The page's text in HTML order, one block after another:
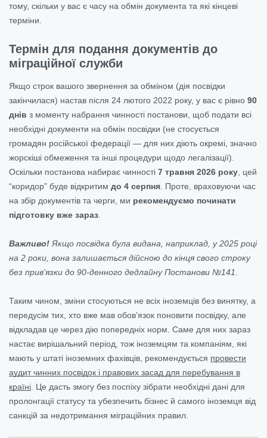
тому, скільки у вас є часу на обмін документа та які кінцеві
терміни.
Термін для подання документів до
міграційної служби
Якщо строк вашого звернення за обміном (дія посвідки
закінчилася) настав після 24 лютого 2022 року, у вас є рівно 90
днів з моменту набрання чинності постанови, щоб подати всі
необхідні документи на обмін посвідки (не стосується
громадян російської федерації — для них діють окремі, значно
жорскіші обмеження та інші процедури щодо легалізації).
Оскільки постанова набирає чинності 7 травня 2026 року , цей
“коридор” буде відкритим до 4 серпня . Проте, враховуючи час
на збір документів та черги, ми рекомендуємо починати
підготовку вже зараз
Важливо! Якщо посвідка була видана, наприклад, у 2025 році
на 2 роки, вона залишається дійсною до кінця свого строку
без прив'язки до 90-денного дедлайну Постанови №141.
Таким чином, зміни стосуються не всіх іноземців без винятку, а
передусім тих, хто вже мав обов’язок поновити посвідку, але
відкладав це через дію попередніх норм. Саме для них зараз
настає вирішальний період, тож іноземцям та компаніям, які
мають у штаті іноземних фахівців, рекомендується провести
аудит чинних посвідок і правових засад для перебування в
країні . Це дасть змогу без поспіху зібрати необхідні дані для
пролонгації статусу та убезпечить бізнес й самого іноземця від
санкцій за недотримання міграційних правил.